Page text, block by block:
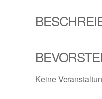
Keine